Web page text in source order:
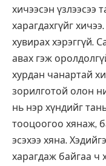
хичээсэн үзлээсээ
харагдахгүйг
хувирах хэрэггүй.
авах гэж
хурдан чанартай
зорилготой олон
нь нэр хүндийг
тооцоогоо хянаж,
эсэхээ хяна.
харагдаж байгаа ч